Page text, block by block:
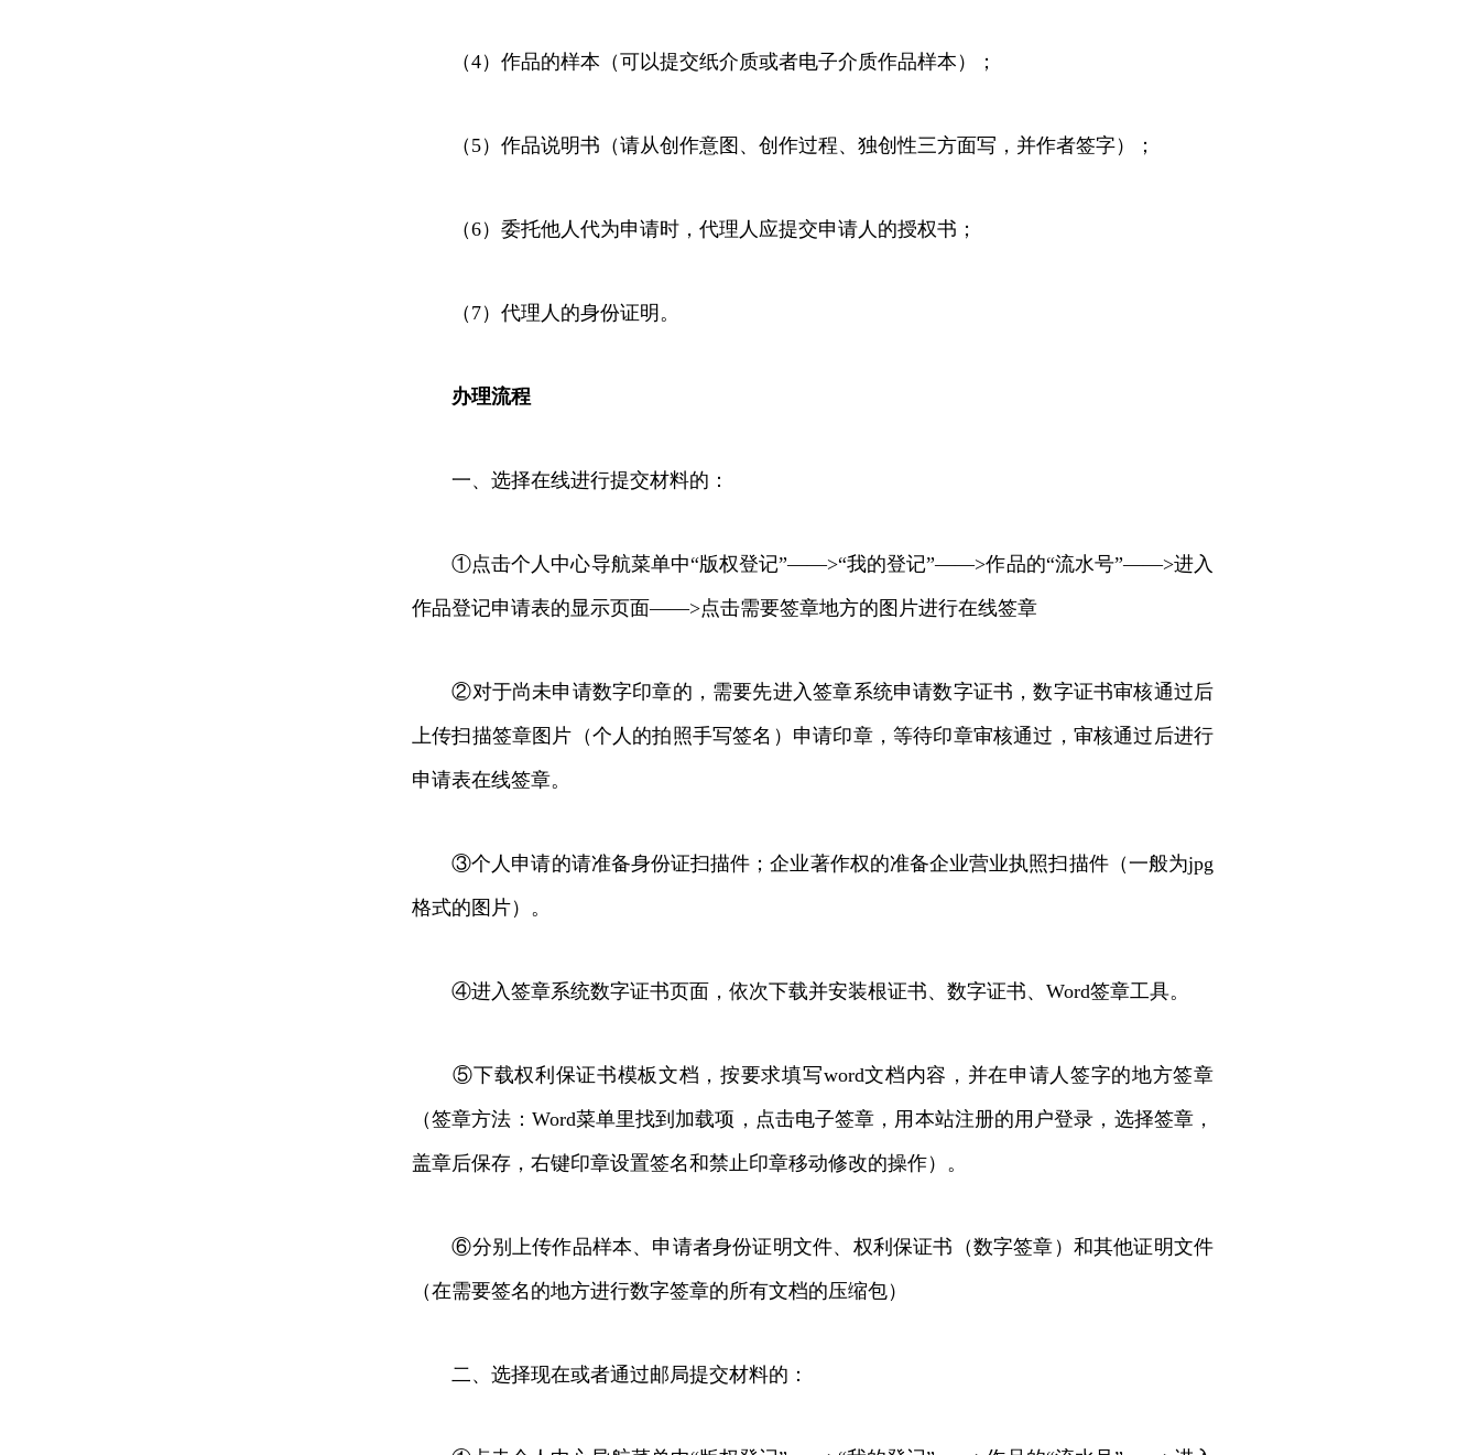
（4）作品的样本（可以提交纸介质或者电子介质作品样本）；
（5）作品说明书（请从创作意图、创作过程、独创性三方面写，并作者签字）；
（6）委托他人代为申请时，代理人应提交申请人的授权书；
（7）代理人的身份证明。
办理流程
一、选择在线进行提交材料的：
①点击个人中心导航菜单中“版权登记”——>“我的登记”——>作品的“流水号”——>进入
作品登记申请表的显示页面——>点击需要签章地方的图片进行在线签章
②对于尚未申请数字印章的，需要先进入签章系统申请数字证书，数字证书审核通过后
上传扫描签章图片（个人的拍照手写签名）申请印章，等待印章审核通过，审核通过后进行
申请表在线签章。
③个人申请的请准备身份证扫描件；企业著作权的准备企业营业执照扫描件（一般为jpg
格式的图片）。
④进入签章系统数字证书页面，依次下载并安装根证书、数字证书、Word签章工具。
⑤下载权利保证书模板文档，按要求填写word文档内容，并在申请人签字的地方签章
（签章方法：Word菜单里找到加载项，点击电子签章，用本站注册的用户登录，选择签章，
盖章后保存，右键印章设置签名和禁止印章移动修改的操作）。
⑥分别上传作品样本、申请者身份证明文件、权利保证书（数字签章）和其他证明文件
（在需要签名的地方进行数字签章的所有文档的压缩包）
二、选择现在或者通过邮局提交材料的：